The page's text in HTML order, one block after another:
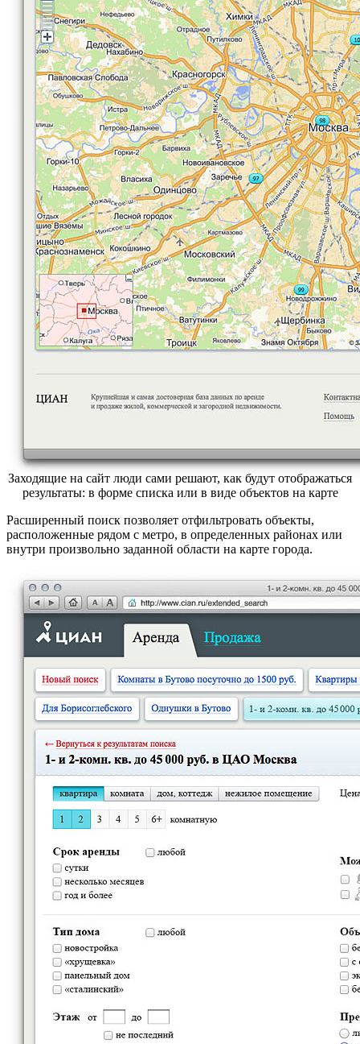
Заходящие на сайт люди сами решают, как будут отображаться
результаты: в форме списка или в виде объектов на карте
Расширенный поиск позволяет отфильтровать объекты,
расположенные рядом с метро, в определенных районах или
внутри произвольно заданной области на карте города.